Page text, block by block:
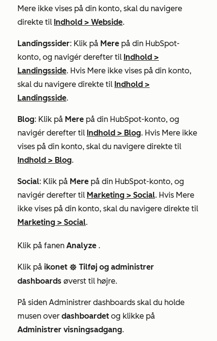
Mere ikke vises på din konto, skal du navigere
direkte til Indhold > Webside.
Landingssider: Klik på Mere på din HubSpot-
konto, og navigér derefter til Indhold >
Landingsside. Hvis Mere ikke vises på din konto,
skal du navigere direkte til Indhold >
Landingsside.
Blog: Klik på Mere på din HubSpot-konto, og
navigér derefter til Indhold > Blog. Hvis Mere ikke
vises på din konto, skal du navigere direkte til
Indhold > Blog.
Social: Klik på Mere på din HubSpot-konto, og
navigér derefter til Marketing > Social. Hvis Mere
ikke vises på din konto, skal du navigere direkte til
Marketing > Social.
Klik på fanen Analyze .
Klik på ikonet settingsIcon Tilføj og administrer
dashboards øverst til højre.
På siden Administrer dashboards skal du holde
musen over dashboardet og klikke på
Administrer visningsadgang.